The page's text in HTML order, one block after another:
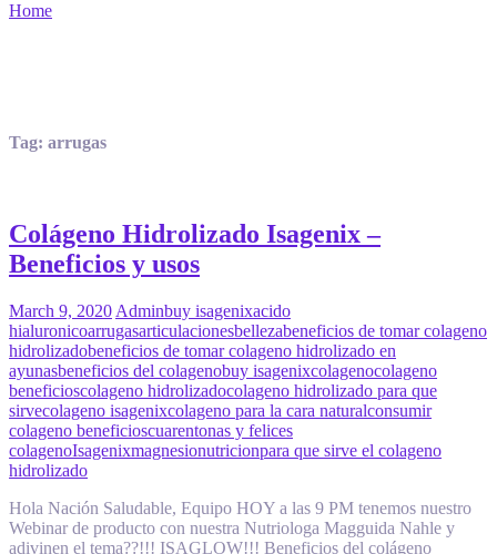
Home
Tag: arrugas
Colágeno Hidrolizado Isagenix –
Beneficios y usos
March 9, 2020 Adminbuy isagenixacido
hialuronicoarrugasarticulacionesbellezabeneficios de tomar colageno
hidrolizadobeneficios de tomar colageno hidrolizado en
ayunasbeneficios del colagenobuy isagenixcolagenocolageno
beneficioscolageno hidrolizadocolageno hidrolizado para que
sirvecolageno isagenixcolageno para la cara naturalconsumir
colageno beneficioscuarentonas y felices
colagenoIsagenixmagnesionutricionpara que sirve el colageno
hidrolizado
Hola Nación Saludable, Equipo HOY a las 9 PM tenemos nuestro
Webinar de producto con nuestra Nutriologa Magguida Nahle y
adivinen el tema??!!! ISAGLOW!!! Beneficios del colágeno